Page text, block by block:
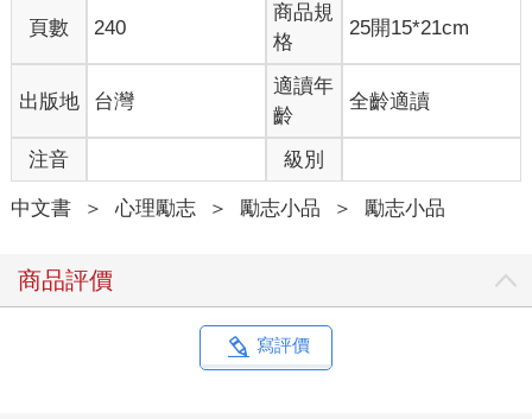
頁數 240
商品規
格
25開15*21cm
出版地 台灣
適讀年
齡
全齡適讀
注音 級別
中文書 ＞ 心理勵志 ＞ 勵志小品 ＞ 勵志小品
商品評價
寫評價